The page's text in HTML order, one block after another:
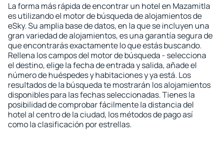
La forma más rápida de encontrar un hotel en Mazamitla
es utilizando el motor de búsqueda de alojamientos de
eSky. Su amplia base de datos, en la que se incluyen una
gran variedad de alojamientos, es una garantía segura de
que encontrarás exactamente lo que estás buscando.
Rellena los campos del motor de búsqueda - selecciona
el destino, elige la fecha de entrada y salida, añade el
número de huéspedes y habitaciones y ya está. Los
resultados de la búsqueda te mostrarán los alojamientos
disponibles para las fechas seleccionadas. Tienes la
posibilidad de comprobar fácilmente la distancia del
hotel al centro de la ciudad, los métodos de pago así
como la clasificación por estrellas.